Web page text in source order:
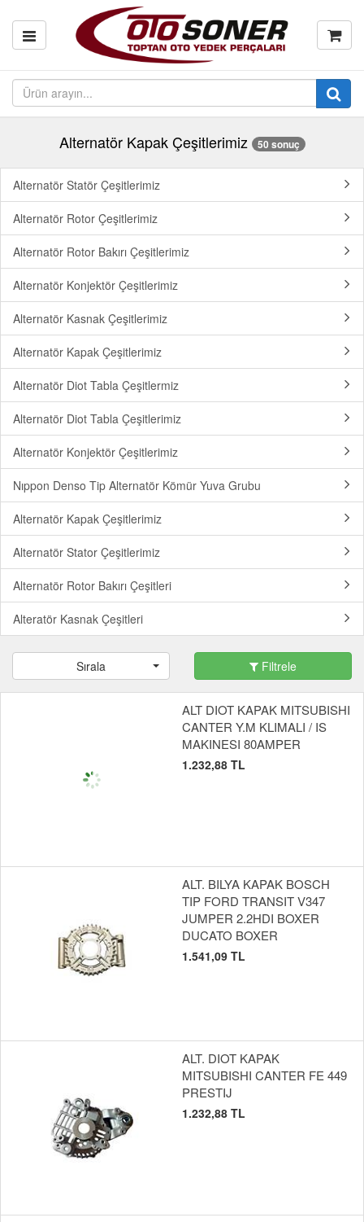
Alternatör Kapak Çeşitlerimiz 50 sonuç
Alternatör Statör Çeşitlerimiz
Alternatör Rotor Çeşitlerimiz
Alternatör Rotor Bakırı Çeşitlerimiz
Alternatör Konjektör Çeşitlerimiz
Alternatör Kasnak Çeşitlerimiz
Alternatör Kapak Çeşitlerimiz
Alternatör Diot Tabla Çeşitlermiz
Alternatör Diot Tabla Çeşitlerimiz
Alternatör Konjektör Çeşitlerimiz
Nıppon Denso Tip Alternatör Kömür Yuva Grubu
Alternatör Kapak Çeşitlerimiz
Alternatör Stator Çeşitlerimiz
Alternatör Rotor Bakırı Çeşitleri
Alteratör Kasnak Çeşitleri
Sırala Filtrele
ALT DIOT KAPAK MITSUBISHI
CANTER Y.M KLIMALI / IS
MAKINESI 80AMPER
1.232,88 TL
ALT. BILYA KAPAK BOSCH
TIP FORD TRANSIT V347
JUMPER 2.2HDI BOXER
DUCATO BOXER
1.541,09 TL
ALT. DIOT KAPAK
MITSUBISHI CANTER FE 449
PRESTIJ
1.232,88 TL